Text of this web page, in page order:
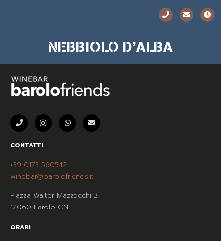
NEBBIOLO D’ALBA
CONTATTI
+39 0173 560542
winebar@barolofriends.it
Piazza Walter Mazzocchi 3
12060 Barolo CN
ORARI